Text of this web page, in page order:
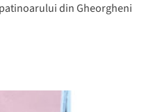
din Gheorgheni